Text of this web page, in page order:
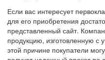
Если вас интересует
для его приобретения
представленный сайт.
продукцию, изготовленную с
этой причине покупатели